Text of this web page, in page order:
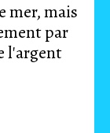
mer, mais
par
l'argent